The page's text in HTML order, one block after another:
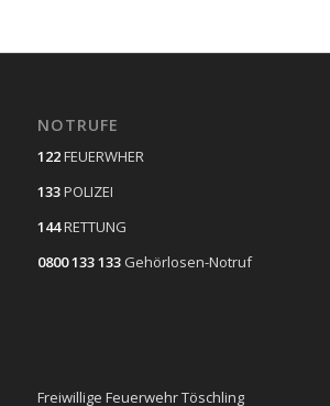
NOTRUFE
122FEUERWHER
133POLIZEI
144RETTUNG
0800 133 133 Gehörlosen-Notruf
Freiwillige Feuerwehr Töschling